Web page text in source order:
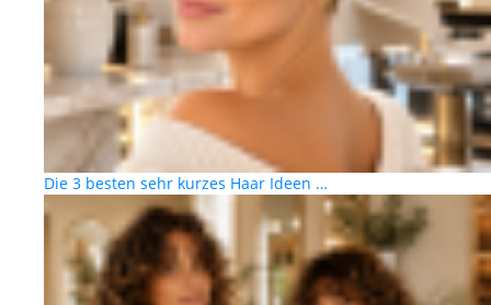
Die 3 besten sehr kurzes Haar Ideen …